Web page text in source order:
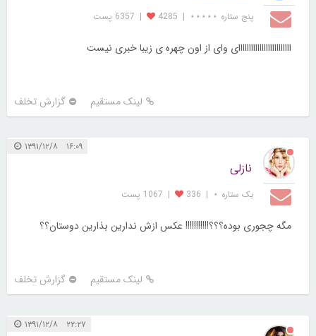
پنج ستاره ⋆⋆⋆⋆⋆ |
4285
| 6357 پست
ااااااااااااااااااااااااای وای از اون چهره ی زیبا خبری نیست
لینک مستقیم گزارش تخلف
۱۶:۰۹ ۱۳۹۱/۱۲/۸
نازلی
یک ستاره ⋆ |
336
| 1067 پست
مگه چجوری بوده؟؟؟!!!!!!!!!!! عکس ازش ندارین بذارین دوستان؟؟
لینک مستقیم گزارش تخلف
۲۲:۲۷ ۱۳۹۱/۱۲/۸